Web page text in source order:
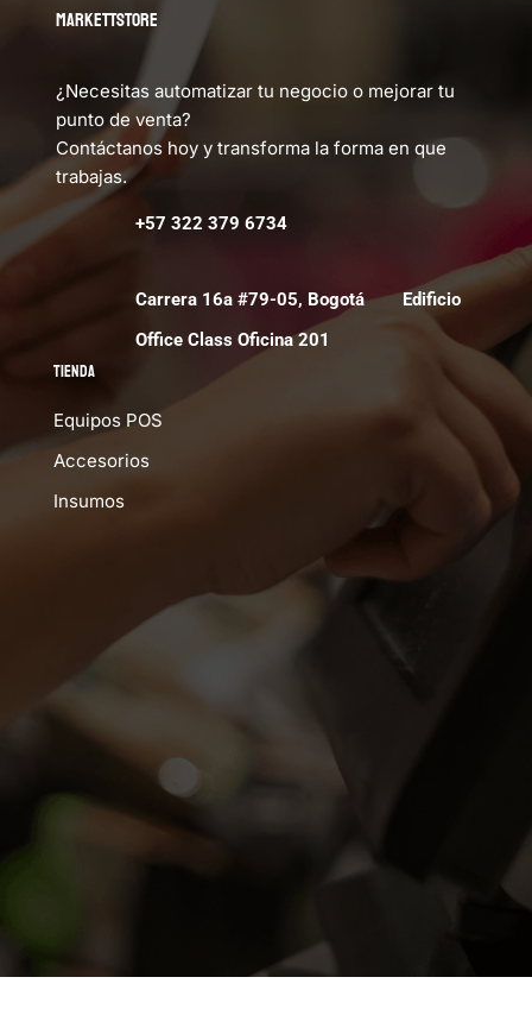
MARKETTSTORE
¿Necesitas automatizar tu negocio o mejorar tu
punto de venta?
Contáctanos hoy y transforma la forma en que
trabajas.
+57 322 379 6734
Carrera 16a #79-05, Bogotá Edificio
Office Class Oficina 201
Tienda
Equipos POS
Accesorios
Insumos